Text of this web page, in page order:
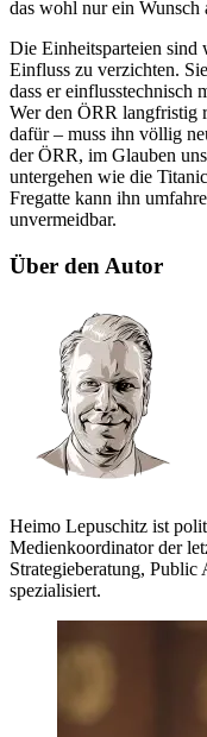
das wohl nur ein Wunsch
Die Einheitsparteien sind
Einfluss zu verzichten.
dass er einflusstechnisch
Wer den ÖRR langfristig
dafür – muss ihn völlig
der ÖRR, im Glauben
untergehen wie die
Fregatte kann ihn
unvermeidbar.
Über den Autor
Heimo Lepuschitz ist
Medienkoordinator der
Strategieberatung,
spezialisiert.